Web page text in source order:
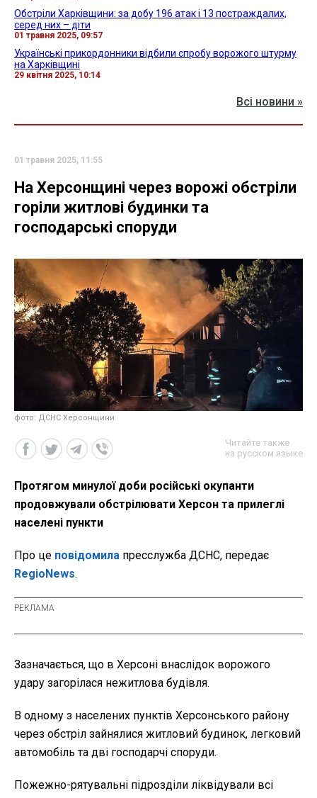
Обстріли Харківщини: за добу 196 атак і 13 постраждалих,
серед них – діти
01 травня 2025, 09:57
Українські прикордонники відбили спробу ворожого штурму
на Харківщині
29 квітня 2025, 10:14
Всі новини »
01 травня 2025, 11:55
На Херсонщині через ворожі обстріли
горіли житлові будинки та
господарські споруди
фото: ДСНС Херсонщини
Читайте также
на русском языке
Протягом минулої доби російські окупанти
продовжували обстрілювати Херсон та прилеглі
населені пункти
Про це повідомила пресслужба ДСНС, передає
RegioNews.
Зазначається, що в Херсоні внаслідок ворожого
удару загорілася нежитлова будівля.
В одному з населених пунктів Херсонського району
через обстріл зайнялися житловий будинок, легковий
автомобіль та дві господарчі споруди.
Пожежно-рятувальні підрозділи ліквідували всі